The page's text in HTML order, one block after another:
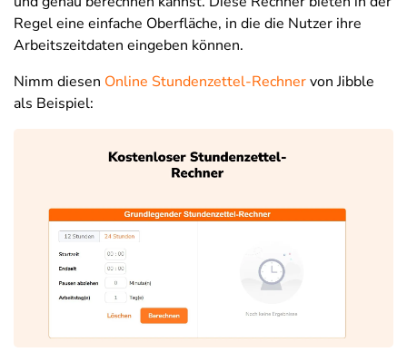
Regel eine einfache Oberfläche, in die die Nutzer ihre
Arbeitszeitdaten eingeben können.
Nimm diesen Online Stundenzettel-Rechnervon Jibble
als Beispiel: